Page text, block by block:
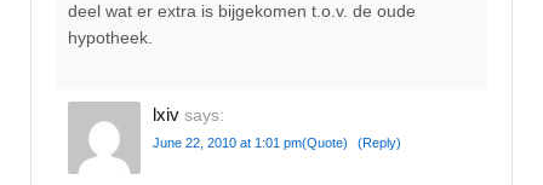
deel wat er extra is bijgekomen t.o.v. de oude
hypotheek.
lxiv says:
June 22, 2010 at 1:01 pm(Quote) (Reply)